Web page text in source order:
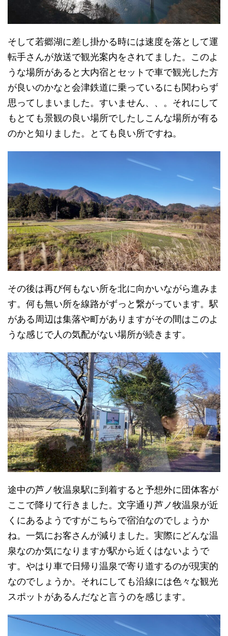
そして若郷湖に差し掛かる時には速度を落として運
転手さんが放送で観光案内をされてました。このよ
うな場所があると大内宿とセットで車で観光した方
が良いのかなと会津鉄道に乗っているにも関わらず
思ってしまいました。すいません、、。それにして
もとても景観の良い場所でしたしこんな場所が有る
のかと知りました。とても良い所ですね。
その後は再び何もない所を北に向かいながら進みま
す。何も無い所を線路がずっと繋がっています。駅
がある周辺は集落や町がありますがその間はこのよ
うな感じで人の気配がない場所が続きます。
途中の芦ノ牧温泉駅に到着すると予想外に団体客が
ここで降りて行きました。文字通り芦ノ牧温泉が近
くにあるようですがこちらで宿泊なのでしょうか
ね。一気にお客さんが減りました。実際にどんな温
泉なのか気になりますが駅から近くはないようで
す。やはり車で日帰り温泉で寄り道するのが現実的
なのでしょうか。それにしても沿線には色々な観光
スポットがあるんだなと言うのを感じます。